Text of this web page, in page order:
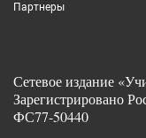
Партнеры
Сетевое издание
Зарегистрировано
ФС77-50440